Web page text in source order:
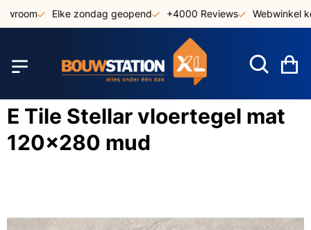
naar
Elke zondag geopend +4000 Reviews Webwinkel
E Tile Stellar vloertegel mat
120x280 mud